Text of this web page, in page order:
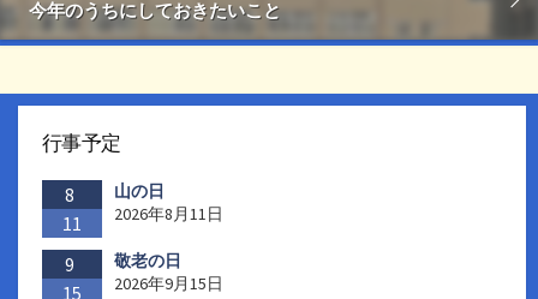
今年のうちにしておきたいこと
行事予定
8
11
山の日
2026年8月11日
9
15
敬老の日
2026年9月15日